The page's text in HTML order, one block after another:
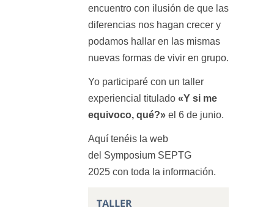
encuentro con ilusión de que las
diferencias nos hagan crecer y
podamos hallar en las mismas
nuevas formas de vivir en grupo.
Yo participaré con un taller
experiencial titulado «Y si me
equivoco, qué?» el 6 de junio.
Aquí tenéis la web
del Symposium SEPTG
2025 con toda la información.